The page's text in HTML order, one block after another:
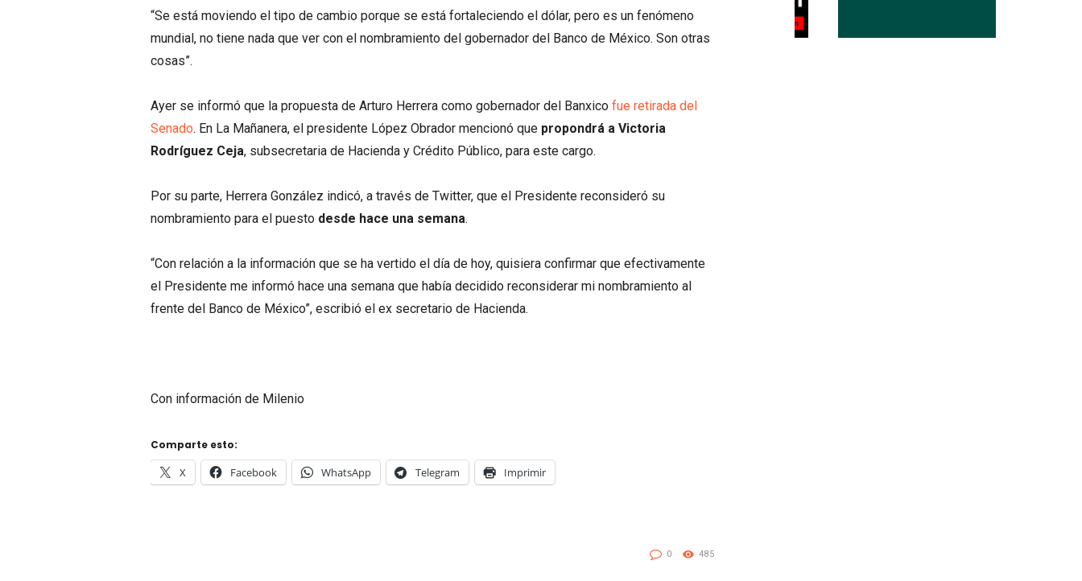
“Se está moviendo el tipo de cambio porque se está fortaleciendo el dólar, pero es un fenómeno
mundial, no tiene nada que ver con el nombramiento del gobernador del Banco de México. Son otras
cosas”.
Ayer se informó que la propuesta de Arturo Herrera como gobernador del Banxico fue retirada del
Senado. En La Mañanera, el presidente López Obrador mencionó que propondrá a Victoria
Rodríguez Ceja, subsecretaria de Hacienda y Crédito Público, para este cargo.
Por su parte, Herrera González indicó, a través de Twitter, que el Presidente reconsideró su
nombramiento para el puesto desde hace una semana.
“Con relación a la información que se ha vertido el día de hoy, quisiera confirmar que efectivamente
el Presidente me informó hace una semana que había decidido reconsiderar mi nombramiento al
frente del Banco de México”, escribió el ex secretario de Hacienda.
Con información de Milenio
Comparte esto:
X Facebook WhatsApp Telegram Imprimir
0 485